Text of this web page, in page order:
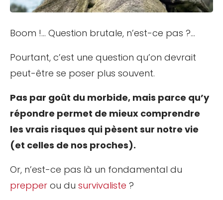
Boom !… Question brutale, n’est-ce pas ?…
Pourtant, c’est une question qu’on devrait
peut-être se poser plus souvent.
Pas par goût du morbide, mais parce qu’y
répondre permet de mieux comprendre
les vrais risques qui pèsent sur notre vie
(et celles de nos proches).
Or, n’est-ce pas là un fondamental du
prepper ou du survivaliste ?